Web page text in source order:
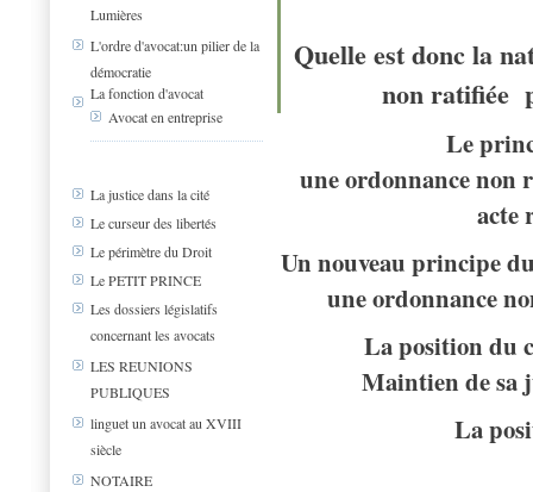
Lumières
L'ordre d'avocat:un pilier de la
démocratie
La fonction d'avocat
Avocat en entreprise
La justice dans la cité
Le curseur des libertés
Le périmètre du Droit
Le PETIT PRINCE
Les dossiers législatifs
concernant les avocats
LES REUNIONS
PUBLIQUES
linguet un avocat au XVIII
siècle
NOTAIRE
Quelle est donc la
non ratifiée
Le
une ordonnance non
acte
Un nouveau principe
une ordonnance
La position du
Maintien de sa
La